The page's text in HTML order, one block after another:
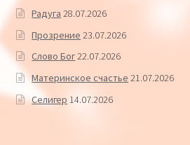
Радуга 28.07.2026
Прозрение 23.07.2026
Слово Бог22.07.2026
Материнское счастье 21.07.2026
Селигер 14.07.2026